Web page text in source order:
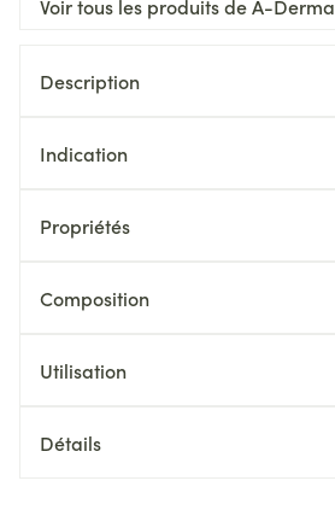
Voir tous les produits de A-Derma
Description
Indication
Propriétés
Composition
Utilisation
Détails